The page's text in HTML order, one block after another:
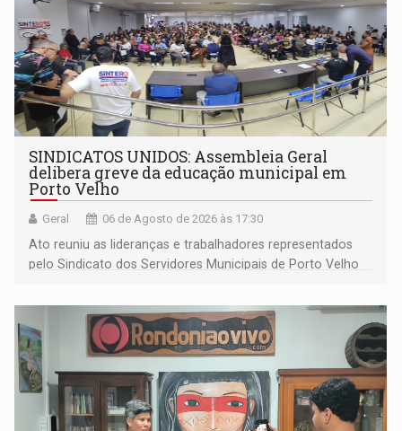
SINDICATOS UNIDOS: Assembleia Geral
delibera greve da educação municipal em
Porto Velho
Geral 06 de Agosto de 2026 às 17:30
Ato reuniu as lideranças e trabalhadores representados
pelo Sindicato dos Servidores Municipais de Porto Velho